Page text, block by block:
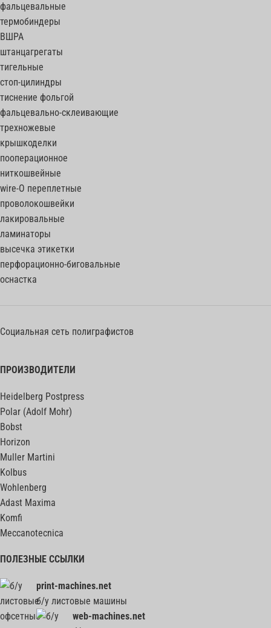
фальцевальные
термобиндеры
ВШРА
штанцагрегаты
тигельные
стоп-цилиндры
тиснение фольгой
фальцевально-склеивающие
трехножевые
крышкоделки
пооперационное
ниткошвейные
wire-O переплетные
проволокошвейки
лакировальные
ламинаторы
высечка этикетки
перфорационно-биговальные
оснастка
Социальная сеть полиграфистов
ПРОИЗВОДИТЕЛИ
Heidelberg Postpress
Polar (Adolf Mohr)
Bobst
Horizon
Muller Martini
Kolbus
Wohlenberg
Adast Maxima
Komfi
Meccanotecnica
ПОЛЕЗНЫЕ ССЫЛКИ
print-machines.net
б/у листовые машины
web-machines.net